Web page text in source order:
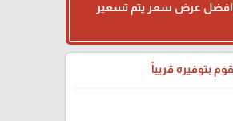
افضل عرض سعر يتم تسعير
بتوفيره قريباً